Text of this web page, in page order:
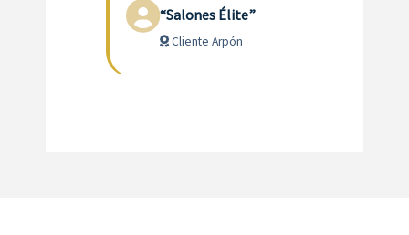
“Salones Élite”
Cliente Arpón